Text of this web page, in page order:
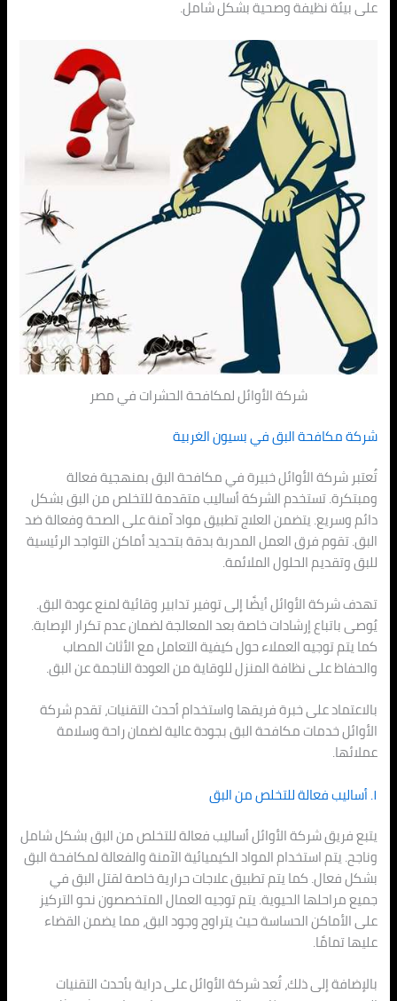
على بيئة نظيفة وصحية بشكل شامل.
شركة الأوائل لمكافحة الحشرات في مصر
شركة مكافحة البق في بسيون الغربية
تُعتبر شركة الأوائل خبيرة في مكافحة البق بمنهجية فعالة
ومبتكرة. تستخدم الشركة أساليب متقدمة للتخلص من البق بشكل
دائم وسريع. يتضمن العلاج تطبيق مواد آمنة على الصحة وفعالة ضد
البق. تقوم فرق العمل المدربة بدقة بتحديد أماكن التواجد الرئيسية
للبق وتقديم الحلول الملائمة.
تهدف شركة الأوائل أيضًا إلى توفير تدابير وقائية لمنع عودة البق.
يُوصى باتباع إرشادات خاصة بعد المعالجة لضمان عدم تكرار الإصابة.
كما يتم توجيه العملاء حول كيفية التعامل مع الأثاث المصاب
والحفاظ على نظافة المنزل للوقاية من العودة الناجمة عن البق.
بالاعتماد على خبرة فريقها واستخدام أحدث التقنيات، تقدم شركة
الأوائل خدمات مكافحة البق بجودة عالية لضمان راحة وسلامة
عملائها.
١. أساليب فعالة للتخلص من البق
يتبع فريق شركة الأوائل أساليب فعالة للتخلص من البق بشكل شامل
وناجح. يتم استخدام المواد الكيميائية الآمنة والفعالة لمكافحة البق
بشكل فعال. كما يتم تطبيق علاجات حرارية خاصة لقتل البق في
جميع مراحلها الحيوية. يتم توجيه العمال المتخصصون نحو التركيز
على الأماكن الحساسة حيث يتراوح وجود البق، مما يضمن القضاء
عليها تمامًا.
بالإضافة إلى ذلك، تُعد شركة الأوائل على دراية بأحدث التقنيات